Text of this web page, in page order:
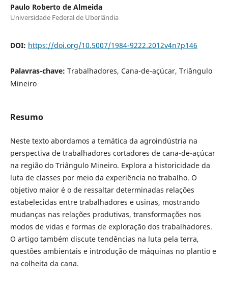
Paulo Roberto de Almeida
Universidade Federal de Uberlândia
DOI: https://doi.org/10.5007/1984-9222.2012v4n7p146
Palavras-chave: Trabalhadores, Cana-de-açúcar, Triângulo
Mineiro
Resumo
Neste texto abordamos a temática da agroindústria na
perspectiva de trabalhadores cortadores de cana-de-açúcar
na região do Triângulo Mineiro. Explora a historicidade da
luta de classes por meio da experiência no trabalho. O
objetivo maior é o de ressaltar determinadas relações
estabelecidas entre trabalhadores e usinas, mostrando
mudanças nas relações produtivas, transformações nos
modos de vidas e formas de exploração dos trabalhadores.
O artigo também discute tendências na luta pela terra,
questões ambientais e introdução de máquinas no plantio e
na colheita da cana.